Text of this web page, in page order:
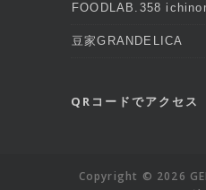
FOODLAB.358
豆家GRANDELICA
QRコードでアクセス
Copyright © 2026